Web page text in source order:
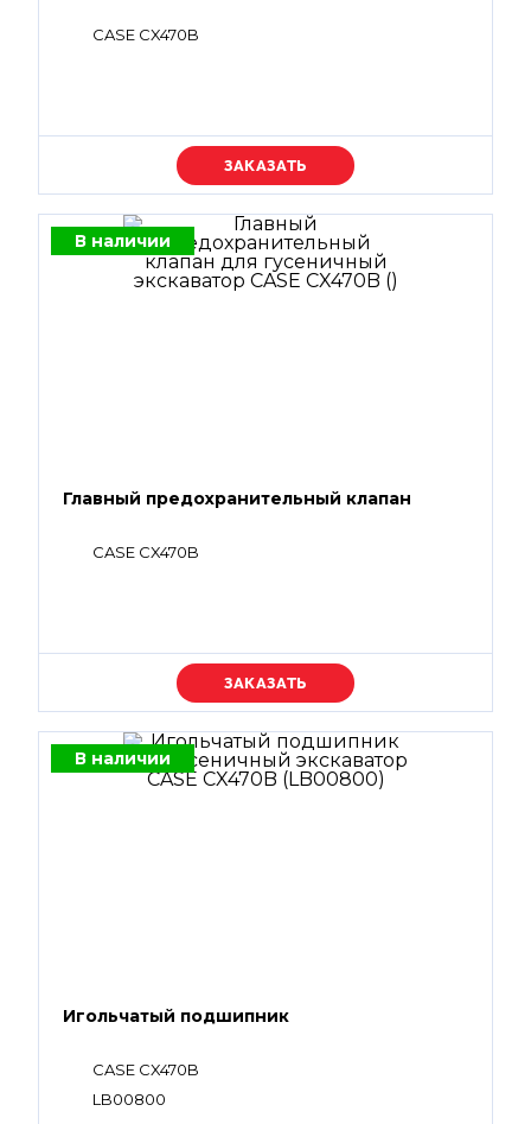
CASE CX470B
Уточняйте цену
В наличии
Главный предохранительный клапан
CASE CX470B
Уточняйте цену
В наличии
Игольчатый подшипник
CASE CX470B
LB00800